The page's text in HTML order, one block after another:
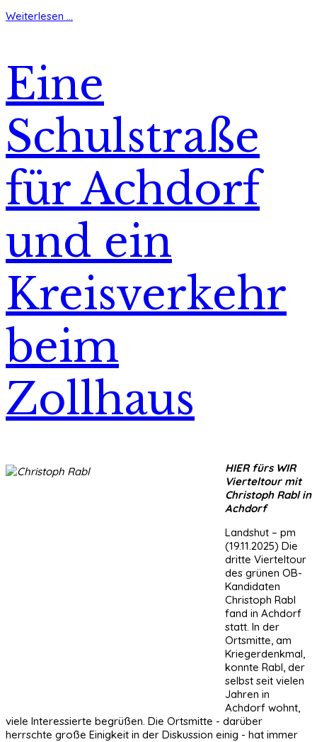
Weiterlesen ...
Eine
Schulstraße
für Achdorf
und ein
Kreisverkehr
beim
Zollhaus
HIER fürs WIR
Vierteltour mit
Christoph Rabl in
Achdorf
Landshut – pm
(19.11.2025) Die
dritte Vierteltour
des grünen OB-
Kandidaten
Christoph Rabl
fand in Achdorf
statt. In der
Ortsmitte, am
Kriegerdenkmal,
konnte Rabl, der
selbst seit vielen
Jahren in
Achdorf wohnt,
viele Interessierte begrüßen. Die Ortsmitte - darüber
herrschte große Einigkeit in der Diskussion einig - hat immer